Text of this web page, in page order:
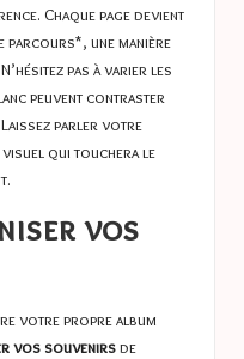
Chaque page devient
parcours*, une manière
pas à varier les
peuvent contraster
parler votre
qui touchera le
vos
votre propre album
vos souvenirsde